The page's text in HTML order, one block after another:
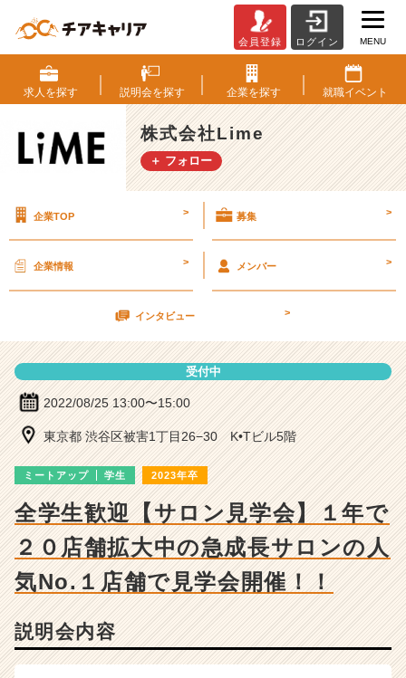
式
会
社
L
i
m
明
細
|
ー・
成
企
業
か
ら
ス
カ
ウ
会員登録 ログイン MENU
求人を探す 説明会を探す 企業を探す 就職イベント
株式会社Lime
＋ フォロー
企業TOP > 募集 >
企業情報 > メンバー >
インタビュー >
受付中
2022/08/25 13:00〜15:00
東京都 渋谷区被害1丁目26−30 K•Tビル5階
ミートアップ 学生 2023年卒
全学生歓迎【サロン見学会】１年で
２０店舗拡大中の急成長サロンの人
気No.１店舗で見学会開催！！
説明会内容